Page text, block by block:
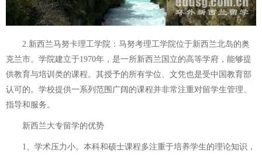
2.新西兰马努卡理工学院：马努考理工学院位于新西兰北岛的奥
克兰市。学院建立于1970年，是一所新西兰国立的高等学府，能够提
供教育与培训类的课程。其授予的所有学位、文凭也是受中国教育部
认可的。学校提供一系列范围广阔的课程并非常注重对留学生管理、
指导和服务。
新西兰大专留学的优势
1、学术压力小。本科和硕士课程多注重于培养学生的理论知识，